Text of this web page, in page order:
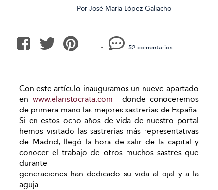
Por José María López-Galiacho
52 comentarios
Con este artículo inauguramos un nuevo apartado
enwww.elaristocrata.com
donde conoceremos
de primera mano las mejores sastrerías de España.
Si en estos ocho años de vida de nuestro portal
hemos visitado las sastrerías más representativas
de Madrid, llegó la hora de salir de la capital y
conocer el trabajo de otros muchos sastres que
durante
generaciones han dedicado su vida al ojal y a la
aguja.